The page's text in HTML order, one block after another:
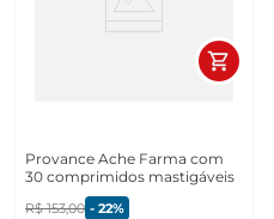
Provance Ache Farma com
30 comprimidos mastigáveis
R$ 153,00 - 22%